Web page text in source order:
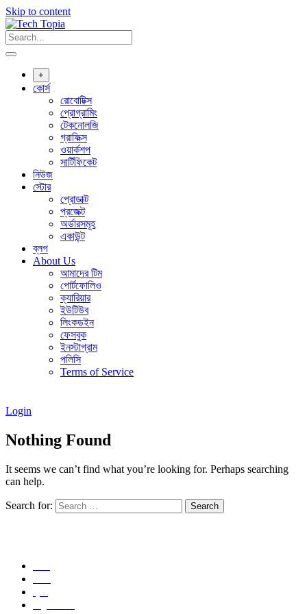
Skip to content
+
কোর্স
রোবোটিক্স
প্রোগ্রামিং
টেকনোলজি
গ্রাফিক্স
ওয়ার্কশপ
সার্টিফিকেট
নিউজ
স্টোর
প্রোডাক্ট
প্রজেক্ট
অর্ডারসমূহ
একাউন্ট
ব্লগ
About Us
আমাদের টিম
পোর্টফোলিও
ক্যারিয়ার
ইউটিউব
লিংকডইন
ফেসবুক
ইনস্টাগ্রাম
পলিসি
Terms of Service
Login
Nothing Found
It seems we can’t find what you’re looking for. Perhaps searching
can help.
Search for: